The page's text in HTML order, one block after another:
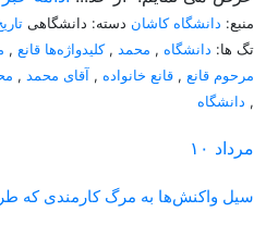
منبع: دانشگاه کاشان دسته: دانشگاهی تاریخ:
تگ ها: دانشگاه , محمد ,کلیدواژه‌ها قانع ,
مرحوم قانع , قانع خانواده , آقای محمد ,
دانشگاه ,
۱۰ مرداد
سیل واکنش‌ها به مرگ کارمندی که